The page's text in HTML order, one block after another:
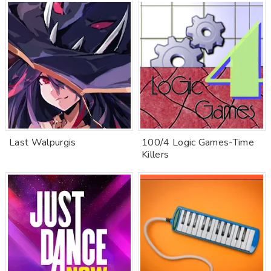
Last Walpurgis
100/4 Logic Games-Time
Killers